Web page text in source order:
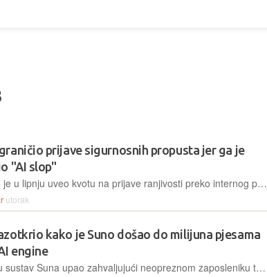
prijave sigurnosnih propusta jer ga je
"AI slop"
Cupertino je u lipnju uveo kvotu na prijave ranjivosti preko internog portala. Razlog je lavina automatski generiranih izvještaja koji izgledaju stručno, ali su često izmišljeni. A Apple nije jedini kojem se to događa.
utorak
kako je Suno došao do milijuna pjesama
engine
Haker je u sustav Suna upao zahvaljujući neopreznom zaposleniku te tvrtke, čije je računalo zarazio crvom koji mu je omogućio pristup vjerodajnicama za GitHub i usluge u računalnom oblaku